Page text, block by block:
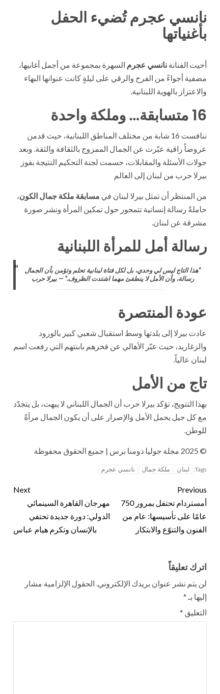
نانسي عجرم تُضيء الحفل
بأغنياتها
أحيت الفنانة نانسي عجرم السهرة بمجموعة من أجمل أغانيها،
مضفية أجواءً من الفرح والرقي على ليلةٍ كانت عنوانها البهاء
والاعتزاز بالهوية اللبنانية.
16 متسابقة… وملكة واحدة
تنافست 16 شابة من مختلف المناطق اللبنانية، حيث قدمن
عروضاً راقية عبّرت عن الجمال الممزوج بالثقافة والثقة. وبعد
جولات الأسئلة والمقابلات، حسمت لجنة التحكيم النتيجة بفوز
بيرلا حرب من لبنان إلى العالم
من المنتظر أن تمثل بيرلا لبنان في مسابقة ملكة جمال الكون،
حاملةً رسالة إنسانية تتمحور حول تمكين المرأة ونشر صورة
مشرقة عن لبنان.
رسالة أمل للمرأة اللبنانية
“هذا التاج ليس لي وحدي، بل لكل فتاة لبنانية تحلم وتؤمن بأن الجمال
رسالة، وأن الأمل لا ينطفئ مهما اشتدت الظروف.” — بيرلا حرب
عودة المنتصرة
عادت بيرلا إلى بلدتها وسط استقبال شعبي كبير بالورود
والزغاريد، حيث عبّر الأهالي عن فخرهم بابنتهم التي رفعت اسم
لبنان عالياً.
تاج من الأمل
بهذا التتويج، تؤكد بيرلا حرب أن الجمال اللبناني لا يبهت، بل يتجدّد
مع كل جيل يحمل الأمل والإصرار على أن يكون الجمال مرآةً
للوطن.
© 2025 مجلة جوليا دومنا برس | جميع الحقوق محفوظة
Tags: لبنان ملكة جمال نانسي عجرم
Previous
أمستردام تحتفل بمرور 750
عامًا على تأسيسها: عام من
الفنون والتنوّع والابتكار
Next
مهرجان القاهرة السينمائي
الدولي: دورة جديدة تحتفي
بالإنسان وتكرم هيام عباس
اترك تعليقاً
لن يتم نشر عنوان بريدك الإلكتروني. الحقول الإلزامية مشار
إليها بـ *
التعليق *